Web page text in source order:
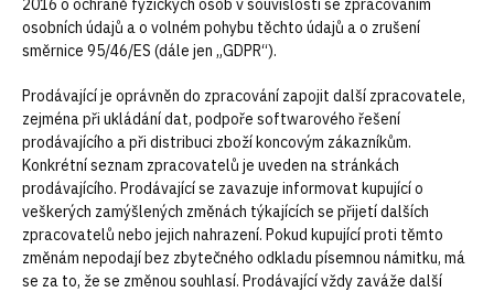
2016 o ochraně fyzických osob v souvislosti se zpracováním
osobních údajů a o volném pohybu těchto údajů a o zrušení
směrnice 95/46/ES (dále jen „GDPR“).
Prodávající je oprávněn do zpracování zapojit další zpracovatele,
zejména při ukládání dat, podpoře softwarového řešení
prodávajícího a při distribuci zboží koncovým zákazníkům.
Konkrétní seznam zpracovatelů je uveden na stránkách
prodávajícího. Prodávající se zavazuje informovat kupující o
veškerých zamýšlených změnách týkajících se přijetí dalších
zpracovatelů nebo jejich nahrazení. Pokud kupující proti těmto
změnám nepodají bez zbytečného odkladu písemnou námitku, má
se za to, že se změnou souhlasí. Prodávající vždy zaváže další